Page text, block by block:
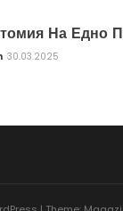
На Едно
30.03.2025